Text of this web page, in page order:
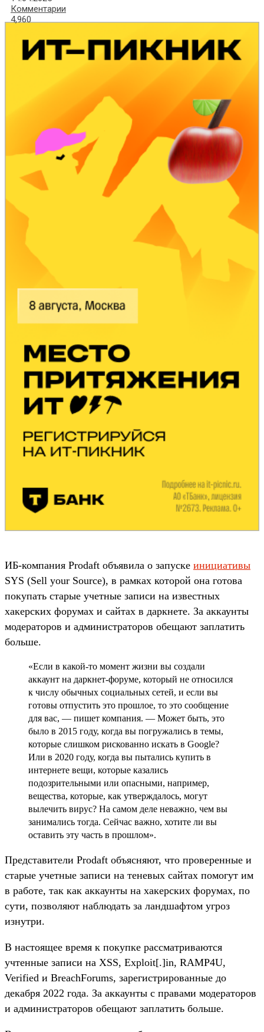
Комментарии
4,960
ИБ-компания Prodaft объявила о запуске инициативы
SYS (Sell your Source), в рамках которой она готова
покупать старые учетные записи на известных
хакерских форумах и сайтах в даркнете. За аккаунты
модераторов и администраторов обещают заплатить
больше.
«Если в какой-то момент жизни вы создали
аккаунт на даркнет-форуме, который не относился
к числу обычных социальных сетей, и если вы
готовы отпустить это прошлое, то это сообщение
для вас, — пишет компания. — Может быть, это
было в 2015 году, когда вы погружались в темы,
которые слишком рискованно искать в Google?
Или в 2020 году, когда вы пытались купить в
интернете вещи, которые казались
подозрительными или опасными, например,
вещества, которые, как утверждалось, могут
вылечить вирус? На самом деле неважно, чем вы
занимались тогда. Сейчас важно, хотите ли вы
оставить эту часть в прошлом».
Представители Prodaft объясняют, что проверенные и
старые учетные записи на теневых сайтах помогут им
в работе, так как аккаунты на хакерских форумах, по
сути, позволяют наблюдать за ландшафтом угроз
изнутри.
В настоящее время к покупке рассматриваются
учтенные записи на XSS, Exploit[.]in, RAMP4U,
Verified и BreachForums, зарегистрированные до
декабря 2022 года. За аккаунты с правами модераторов
и администраторов обещают заплатить больше.